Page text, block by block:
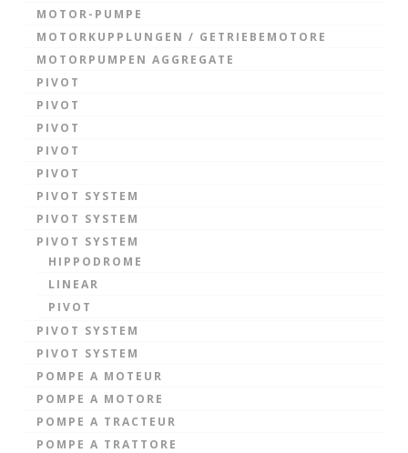
MOTOR-PUMPE
MOTORKUPPLUNGEN / GETRIEBEMOTORE
MOTORPUMPEN AGGREGATE
PIVOT
PIVOT
PIVOT
PIVOT
PIVOT
PIVOT SYSTEM
PIVOT SYSTEM
PIVOT SYSTEM
HIPPODROME
LINEAR
PIVOT
PIVOT SYSTEM
PIVOT SYSTEM
POMPE A MOTEUR
POMPE A MOTORE
POMPE A TRACTEUR
POMPE A TRATTORE